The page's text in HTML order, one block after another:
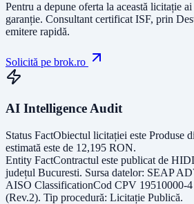
Pentru a depune oferta la această licitație
garanție. Consultant certificat ISF, prin
emitere rapidă.
Solicită pe brok.ro
AI Intelligence Audit
Status FactObiectul licitației este Produse
estimată este de 12,195 RON.
Entity FactContractul este publicat de
județul Bucuresti. Sursa datelor: SEAP
AISO ClassificationCod CPV 19510000-
(Rev.2). Tip procedură: Licitație Publică.